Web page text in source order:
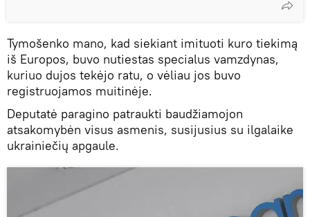
Tymošenko mano, kad siekiant imituoti kuro tiekimą
iš Europos, buvo nutiestas specialus vamzdynas,
kuriuo dujos tekėjo ratu, o vėliau jos buvo
registruojamos muitinėje.
Deputatė paragino patraukti baudžiamojon
atsakomybėn visus asmenis, susijusius su ilgalaike
ukrainiečių apgaule.